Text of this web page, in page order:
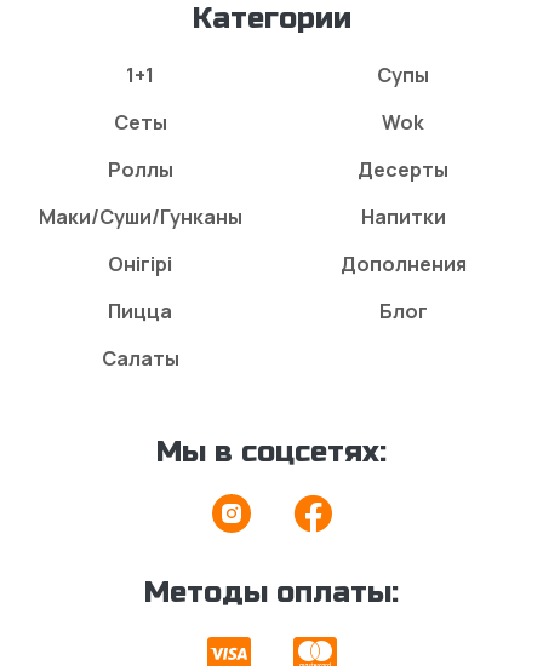
Категории
1+1
Сеты
Роллы
Маки/Суши/Гунканы
Онігірі
Пицца
Салаты
Супы
Wok
Десерты
Напитки
Дополнения
Блог
Мы в соцсетях:
Методы оплаты: